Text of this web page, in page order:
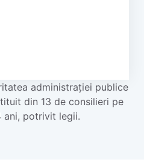
administrației publice
din 13 de consilieri pe
ani, potrivit legii.